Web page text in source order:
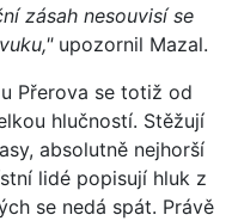
zásah nesouvisí se
upozornil Mazal.
Přerova se totiž od
hlučností. Stěžují
absolutně nejhorší
lidé popisují hluk z
se nedá spát. Právě